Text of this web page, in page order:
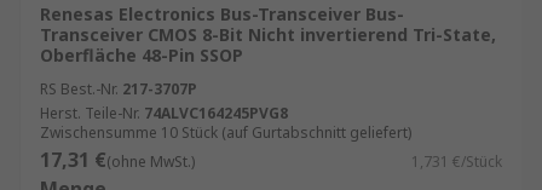
Renesas Electronics Bus-Transceiver Bus-
Transceiver CMOS 8-Bit Nicht invertierend Tri-State,
Oberfläche 48-Pin SSOP
RS Best.-Nr. 217-3707P
Herst. Teile-Nr. 74ALVC164245PVG8
Zwischensumme 10 Stück (auf Gurtabschnitt geliefert)
17,31 €(ohne MwSt.) 1,731 €/Stück